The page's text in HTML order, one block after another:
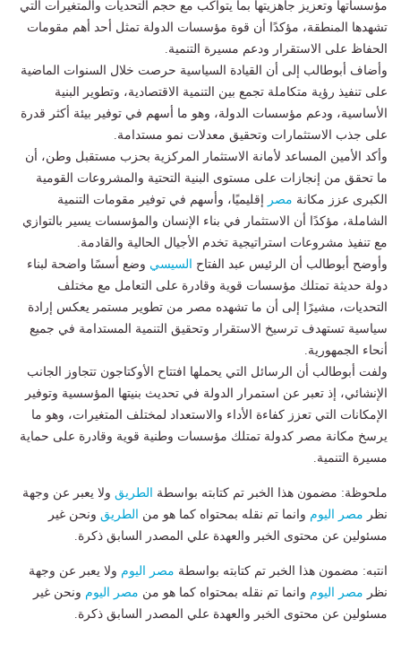
مؤسساتها وتعزيز جاهزيتها بما يتواكب مع حجم التحديات والمتغيرات التي
تشهدها المنطقة، مؤكدًا أن قوة مؤسسات الدولة تمثل أحد أهم مقومات
الحفاظ على الاستقرار ودعم مسيرة التنمية.
وأضاف أبوطالب إلى أن القيادة السياسية حرصت خلال السنوات الماضية
على تنفيذ رؤية متكاملة تجمع بين التنمية الاقتصادية، وتطوير البنية
الأساسية، ودعم مؤسسات الدولة، وهو ما أسهم في توفير بيئة أكثر قدرة
على جذب الاستثمارات وتحقيق معدلات نمو مستدامة.
وأكد الأمين المساعد لأمانة الاستثمار المركزية بحزب مستقبل وطن، أن
ما تحقق من إنجازات على مستوى البنية التحتية والمشروعات القومية
الكبرى عزز مكانة مصر إقليميًا، وأسهم في توفير مقومات التنمية
الشاملة، مؤكدًا أن الاستثمار في بناء الإنسان والمؤسسات يسير بالتوازي
مع تنفيذ مشروعات استراتيجية تخدم الأجيال الحالية والقادمة.
وأوضح أبوطالب أن الرئيس عبد الفتاح السيسي وضع أسسًا واضحة لبناء
دولة حديثة تمتلك مؤسسات قوية وقادرة على التعامل مع مختلف
التحديات، مشيرًا إلى أن ما تشهده مصر من تطوير مستمر يعكس إرادة
سياسية تستهدف ترسيخ الاستقرار وتحقيق التنمية المستدامة في جميع
أنحاء الجمهورية.
ولفت أبوطالب أن الرسائل التي يحملها افتتاح الأوكتاجون تتجاوز الجانب
الإنشائي، إذ تعبر عن استمرار الدولة في تحديث بنيتها المؤسسية وتوفير
الإمكانات التي تعزز كفاءة الأداء والاستعداد لمختلف المتغيرات، وهو ما
يرسخ مكانة مصر كدولة تمتلك مؤسسات وطنية قوية وقادرة على حماية
مسيرة التنمية.
ملحوظة: مضمون هذا الخبر تم كتابته بواسطة الطريق ولا يعبر عن وجهة
نظر مصر اليوم وانما تم نقله بمحتواه كما هو من الطريق ونحن غير
مسئولين عن محتوى الخبر والعهدة علي المصدر السابق ذكرة.
انتبه: مضمون هذا الخبر تم كتابته بواسطة مصر اليوم ولا يعبر عن وجهة
نظر مصر اليوم وانما تم نقله بمحتواه كما هو من مصر اليوم ونحن غير
مسئولين عن محتوى الخبر والعهدة علي المصدر السابق ذكرة.